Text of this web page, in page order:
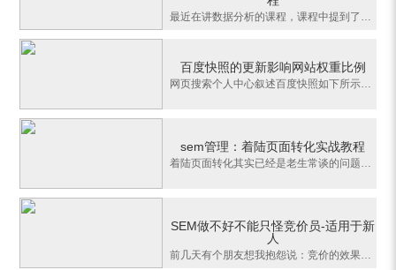
最近在讲数据分析的课程，课程中提到了一个问题：数据分析是什么？也许有些同学说：我通过数据分析找到了营销当中的问题，并且知道该如何优化账户。如果你是一个竞价员那么你说的没错。如果你站在整个营销的角度上去看这个问题：其实数据分析最根本的目的是受众人群的分析。我们一般做搜索引擎营销的时候，先去找一些我们觉
百度快照的更新影响网站权重比例
网页搜索个人中心叙述百度快照如下所示：如果你不能打开一个百度搜索，或是开启得比较慢，你应该怎么做？百度快照能够帮助自己摆脱困境。每一个未被严禁检索的页面都是会全自动在百度网上形成临时性缓存文件页面，称之为百度快照。当您碰到临时性服务器故障或数据传输堵塞时，能通过快照快速浏览页面的文本内容。百度快照仅
sem管理：着陆页面转化实战教程
着陆页面转化其实已经是老生常谈的问题了，包括我之前也讲过关于着陆页面的公开课，比如消费者心理分析、访客的5种用户体验、三个相关性等知识点。也许听课的时候都能听懂，但是到实际操作中还是一头雾水。所以这篇文章的目的就是让大家从推广实战中找到一些着陆页面的优化方法。1、通过停留时间去优化首屏焦点图这里的停留
SEM做不好不能只怪竞价员-适用于新
人
前几天有个朋友想我抱怨说：竞价的效果最近很差，老是被骂。问清楚原因后才觉得他确实挺委屈。SEM（搜索引擎营销），如果从大角度可以分成引流和转化两个部分，如果从营销流程来说可以分成：展现-点击-到访-咨询-成交。一些行业还有预约的环节。单纯竞价员只负责引流的工作，只负责到展现、点击、到访。而后面的环节需要美工